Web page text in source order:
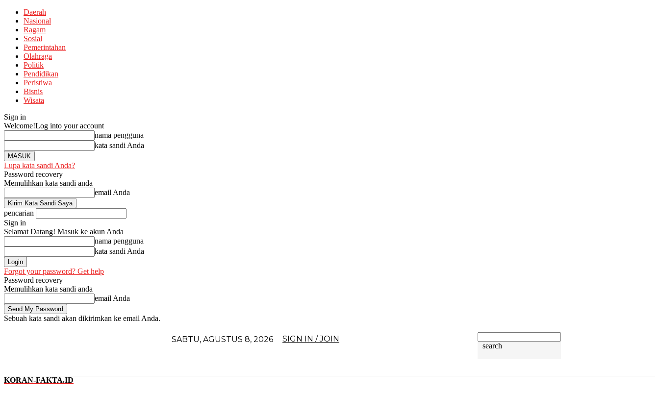
Daerah
Nasional
Ragam
Sosial
Pemerintahan
Olahraga
Politik
Pendidikan
Peristiwa
Bisnis
Wisata
Sign in
Welcome!Log into your account
nama pengguna
kata sandi Anda
Lupa kata sandi Anda?
Password recovery
Memulihkan kata sandi anda
email Anda
pencarian
Sign in
Selamat Datang! Masuk ke akun Anda
nama pengguna
kata sandi Anda
Forgot your password? Get help
Password recovery
Memulihkan kata sandi anda
email Anda
Sebuah kata sandi akan dikirimkan ke email Anda.
SABTU, AGUSTUS 8, 2026 SIGN IN / JOIN
search
KORAN-FAKTA.ID